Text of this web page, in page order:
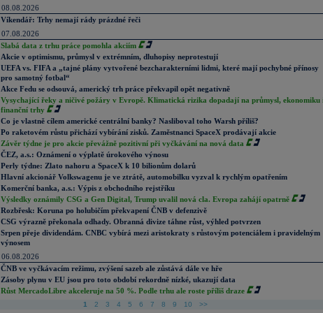
08.08.2026
Víkendář: Trhy nemají rády prázdné řeči
07.08.2026
Slabá data z trhu práce pomohla akciím
Akcie v optimismu, průmysl v extrémním, dluhopisy neprotestují
UEFA vs. FIFA a „tajné plány vytvořené bezcharakterními lidmi, které mají pochybné přínosy
pro samotný fotbal“
Akce Fedu se odsouvá, americký trh práce překvapil opět negativně
Vysychající řeky a ničivé požáry v Evropě. Klimatická rizika dopadají na průmysl, ekonomiku
finanční trhy
Co je vlastně cílem americké centrální banky? Nasliboval toho Warsh příliš?
Po raketovém růstu přichází vybírání zisků. Zaměstnanci SpaceX prodávají akcie
Závěr týdne je pro akcie převážně pozitivní při vyčkávání na nová data
ČEZ, a.s.: Oznámení o výplatě úrokového výnosu
Perly týdne: Zlato nahoru a SpaceX k 10 bilionům dolarů
Hlavní akcionář Volkswagenu je ve ztrátě, automobilku vyzval k rychlým opatřením
Komerční banka, a.s.: Výpis z obchodního rejstříku
Výsledky oznámily CSG a Gen Digital, Trump uvalil nová cla. Evropa zahájí opatrně
Rozbřesk: Koruna po holubičím překvapení ČNB v defenzivě
CSG výrazně překonala odhady. Obranná divize táhne růst, výhled potvrzen
Srpen přeje dividendám. CNBC vybírá mezi aristokraty s růstovým potenciálem i pravidelným
výnosem
06.08.2026
ČNB ve vyčkávacím režimu, zvýšení sazeb ale zůstává dále ve hře
Zásoby plynu v EU jsou pro toto období rekordně nízké, ukazují data
Růst MercadoLibre akceleruje na 50 %. Podle trhu ale roste příliš draze
1 2 3 4 5 6 7 8 9 10 >>